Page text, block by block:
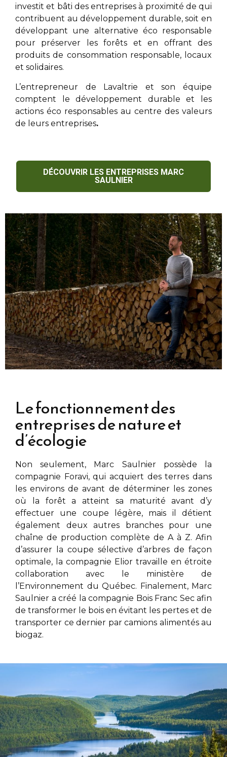
investit et bâti des entreprises à proximité de qui
contribuent au développement durable, soit en
développant une alternative éco responsable
pour préserver les forêts et en offrant des
produits de consommation responsable, locaux
et solidaires.
L’entrepreneur de Lavaltrie et son équipe
comptent le développement durable et les
actions éco responsables au centre des valeurs
de leurs entreprises.
DÉCOUVRIR LES ENTREPRISES MARC
SAULNIER
Le fonctionnement des
entreprises de nature et
d’écologie
Non seulement, Marc Saulnierpossède la
compagnie Foravi, qui acquiert des terres dans
les environs deavant de déterminer les zones
où la forêt a atteint sa maturité avant d’y
effectuer une coupe légère, mais il détient
également deux autres branches pour une
chaîne de production complète de A à Z. Afin
d’assurer la coupe sélective d’arbres de façon
optimale, la compagnie Elior travaille en étroite
collaboration avec le ministère de
l’Environnement du Québec. Finalement, Marc
Saulnier a créé la compagnie Bois Franc Sec afin
de transformer le bois en évitant les pertes et de
transporter ce dernier par camions alimentés au
biogaz.